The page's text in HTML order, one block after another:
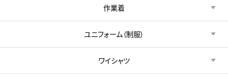
作業着
ユニフォーム（制服）
ワイシャツ